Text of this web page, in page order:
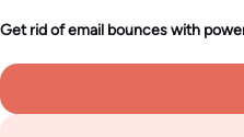
Get rid of email bounces with